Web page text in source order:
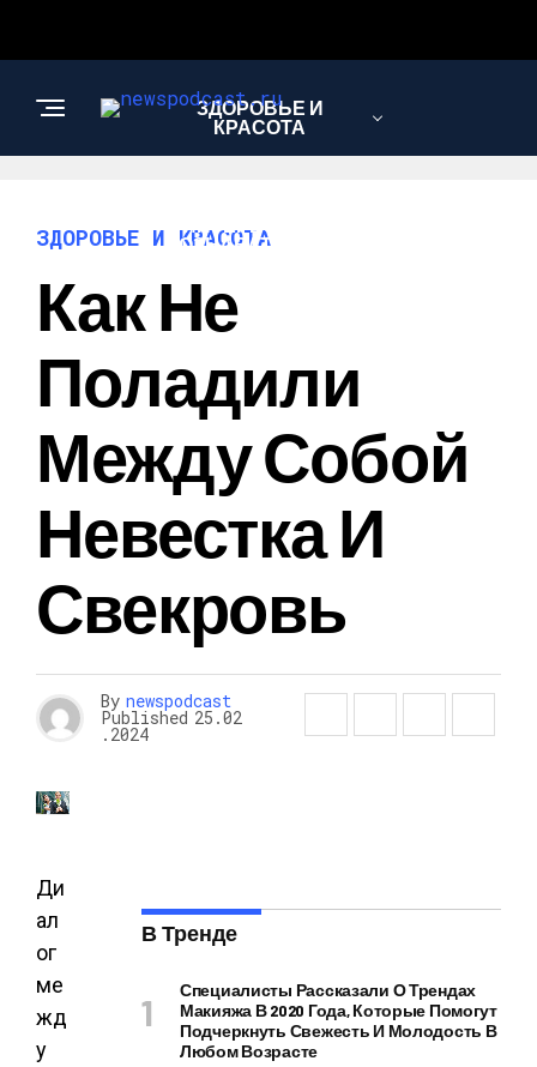
ЗДОРОВЬЕ И
КРАСОТА
ИНТЕРЕСНОЕ И
ПОЗНАВАТЕЛЬНОЕ
ЗДОРОВЬЕ И КРАСОТА
Как Не
Поладили
Между Собой
Невестка И
Свекровь
By newspodcast
Published 25.02
.2024
Ди
ал
ог
ме
жд
у
В Тренде
Специалисты Рассказали О Трендах
Макияжа В 2020 Года, Которые Помогут
Подчеркнуть Свежесть И Молодость В
Любом Возрасте